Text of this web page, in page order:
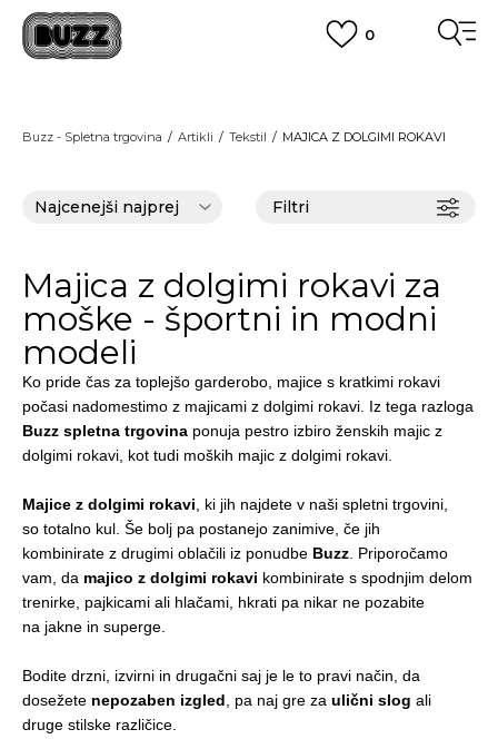
0
BREZPLAČNA POŠTNINA
na vse nakupe nad 100 EUR
Buzz - Spletna trgovina Artikli Tekstil MAJICA Z DOLGIMI ROKAVI
Filtri
Majica z dolgimi rokavi za
moške - športni in modni
modeli
Ko pride čas za toplejšo garderobo, majice s kratkimi rokavi
počasi nadomestimo z majicami z dolgimi rokavi . Iz tega razloga
Buzz spletna trgovina ponuja pestro izbiro ženskih majic z
dolgimi rokavi , kot tudi moških majic z dolgimi rokavi
Majice z dolgimi rokavi , ki jih najdete v naši spletni trgovini,
so totalno kul. Še bolj pa postanejo zanimive, če jih
kombinirate z drugimi oblačili iz ponudbe Buzz . Priporočamo
vam, da majico z dolgimi rokavi kombinirate s spodnjim delom
trenirke pajkicami ali hlačami , hkrati pa nikar ne pozabite
na jakne in superge
Bodite drzni, izvirni in drugačni saj je le to pravi način, da
dosežete nepozaben izgled , pa naj gre za ulični slog ali
druge stilske različice.